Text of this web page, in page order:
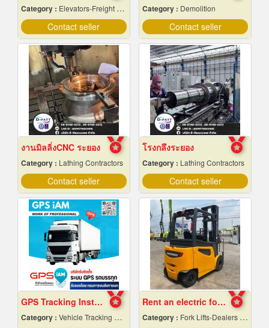
Category : Elevators-Freight & Passenger
Contact seller
Category : Demolition
Contact seller
งานมิลลิ่งCNC ระยอง
Category : Lathing Contractors
Contact seller
โรงกลึงระยอง
Category : Lathing Contractors
Contact seller
GPS Tracking Installation for Trucks.
Category : Vehicle Tracking System
Rent an electric forklift Samut Prakan
Category : Fork Lifts-Dealers & Service